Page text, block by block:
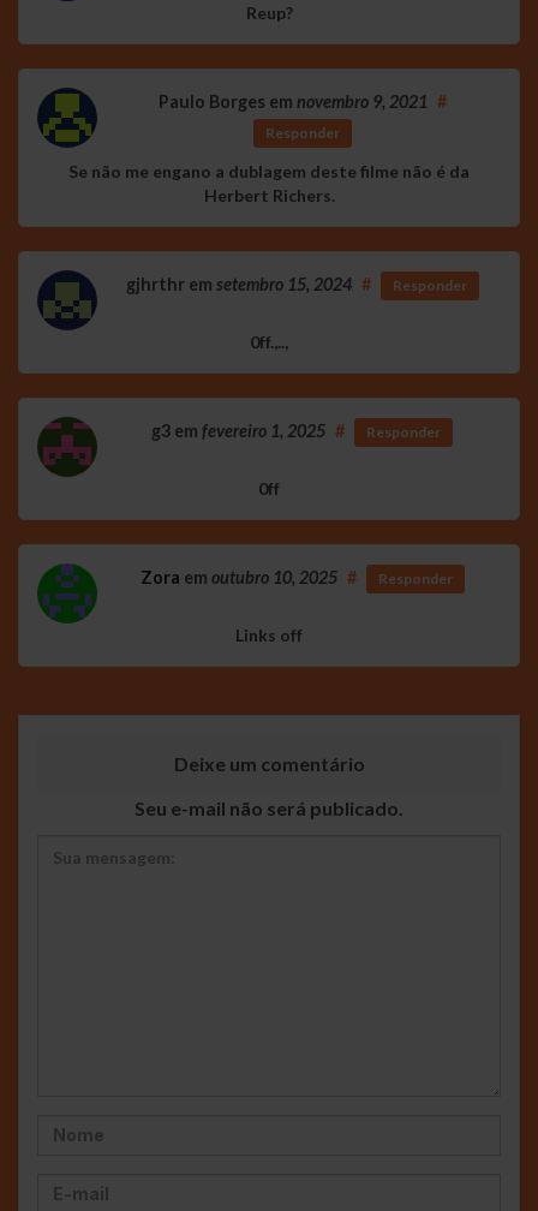
Reup?
Paulo Borges em novembro 9, 2021 #
Responder
Se não me engano a dublagem deste filme não é da
Herbert Richers.
gjhrthrem setembro 15, 2024 # Responder
0ff.,..,
g3 em fevereiro 1, 2025 # Responder
0ff
Zora em outubro 10, 2025 # Responder
Links off
Deixe um comentário
Seu e-mail não será publicado.